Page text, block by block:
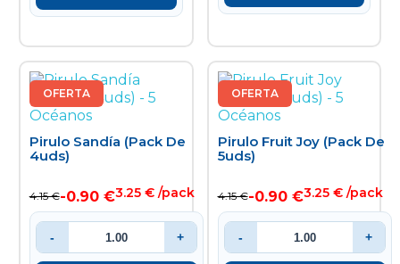
Pirulo Sandía (pack De
4uds)
4.15 €-0.90 €3.25 € /pack
- +
OFERTA
Pirulo Fruit Joy (pack De
5uds)
4.15 €-0.90 €3.25 € /pack
- +
OFERTA